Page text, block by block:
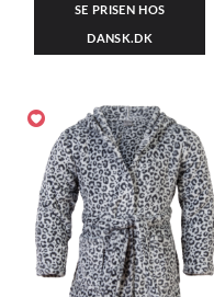
SE PRISEN HOS
DANSK.DK